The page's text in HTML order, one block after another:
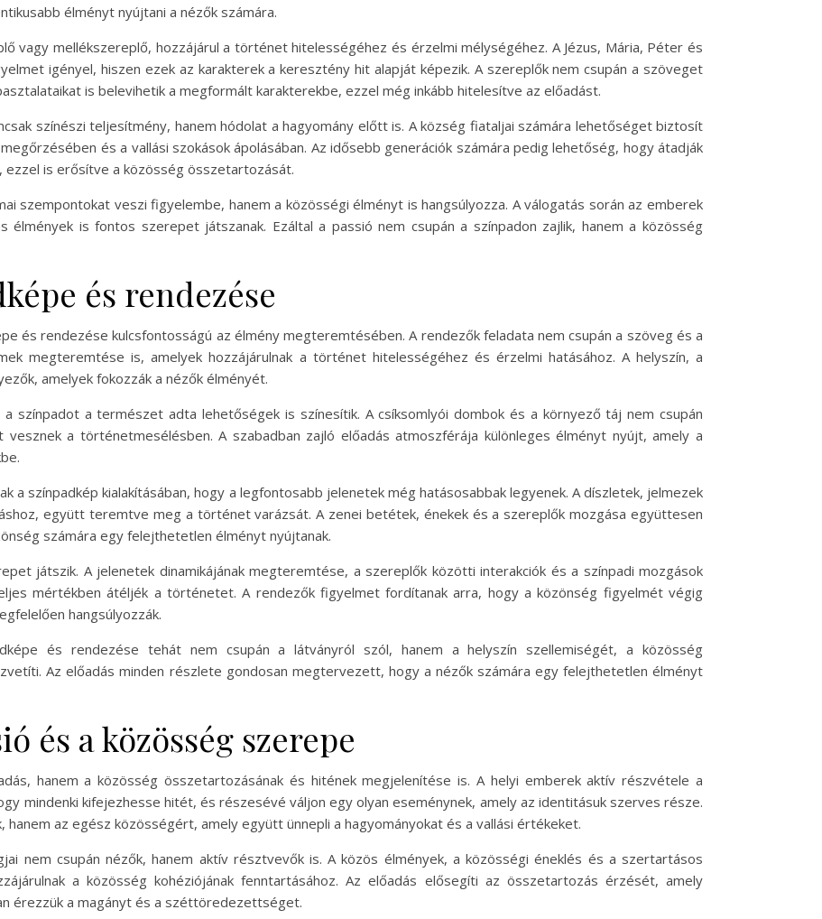
élményt nyújtani a nézők számára.
vagy mellékszereplő, hozzájárul a történet hitelességéhez és érzelmi mélységéhez. A Jézus, Mária, Péter és
igényel, hiszen ezek az karakterek a keresztény hit alapját képezik. A szereplők nem csupán a szöveget
is belevihetik a megformált karakterekbe, ezzel még inkább hitelesítve az előadást.
színészi teljesítmény, hanem hódolat a hagyomány előtt is. A község fiataljai számára lehetőséget biztosít
és a vallási szokások ápolásában. Az idősebb generációk számára pedig lehetőség, hogy átadják
ezzel is erősítve a közösség összetartozását.
szempontokat veszi figyelembe, hanem a közösségi élményt is hangsúlyozza. A válogatás során az emberek
élmények is fontos szerepet játszanak. Ezáltal a passió nem csupán a színpadon zajlik, hanem a közösség
és rendezése
és rendezése kulcsfontosságú az élmény megteremtésében. A rendezők feladata nem csupán a szöveg és a
megteremtése is, amelyek hozzájárulnak a történet hitelességéhez és érzelmi hatásához. A helyszín, a
amelyek fokozzák a nézők élményét.
a színpadot a természet adta lehetőségek is színesítik. A csíksomlyói dombok és a környező táj nem csupán
a történetmesélésben. A szabadban zajló előadás atmoszférája különleges élményt nyújt, amely a
a színpadkép kialakításában, hogy a legfontosabb jelenetek még hatásosabbak legyenek. A díszletek, jelmezek
együtt teremtve meg a történet varázsát. A zenei betétek, énekek és a szereplők mozgása együttesen
számára egy felejthetetlen élményt nyújtanak.
játszik. A jelenetek dinamikájának megteremtése, a szereplők közötti interakciók és a színpadi mozgások
mértékben átéljék a történetet. A rendezők figyelmet fordítanak arra, hogy a közönség figyelmét végig
hangsúlyozzák.
és rendezése tehát nem csupán a látványról szól, hanem a helyszín szellemiségét, a közösség
Az előadás minden részlete gondosan megtervezett, hogy a nézők számára egy felejthetetlen élményt
és a közösség szerepe
hanem a közösség összetartozásának és hitének megjelenítése is. A helyi emberek aktív részvétele a
mindenki kifejezhesse hitét, és részesévé váljon egy olyan eseménynek, amely az identitásuk szerves része.
hanem az egész közösségért, amely együtt ünnepli a hagyományokat és a vallási értékeket.
nem csupán nézők, hanem aktív résztvevők is. A közös élmények, a közösségi éneklés és a szertartásos
a közösség kohéziójának fenntartásához. Az előadás elősegíti az összetartozás érzését, amely
érezzük a magányt és a széttöredezettséget.